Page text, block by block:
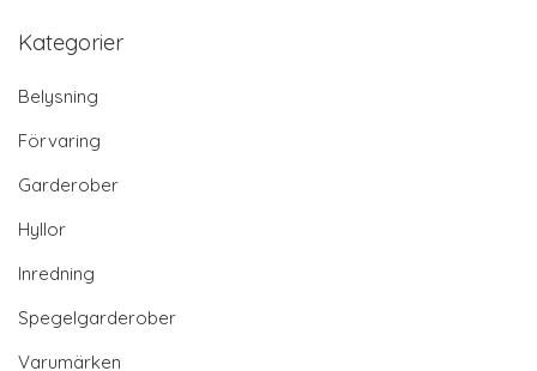
Kategorier
Belysning
Förvaring
Garderober
Hyllor
Inredning
Spegelgarderober
Varumärken